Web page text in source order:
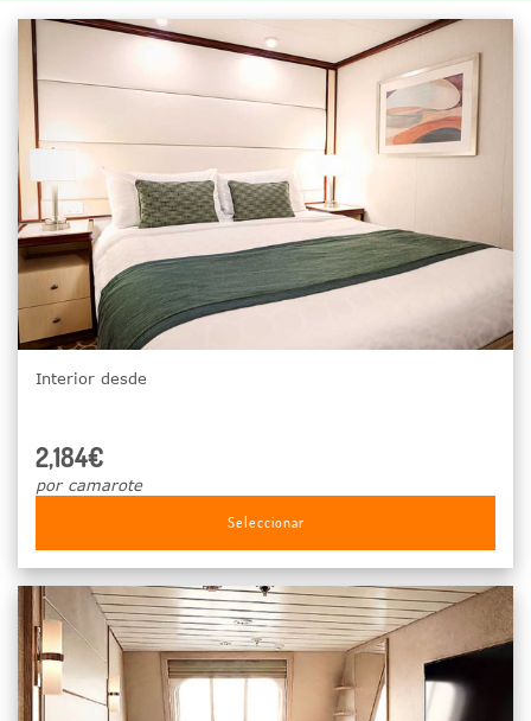
Interior desde
2,184€
por camarote
Seleccionar